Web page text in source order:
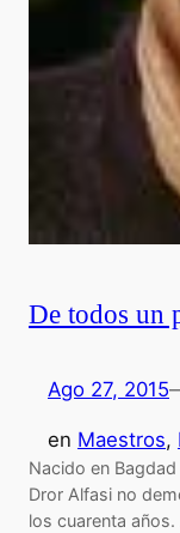
De todos un
Ago 27, 2015
en Maestros,
Nacido en
Dror Alfasi no
los cuarenta